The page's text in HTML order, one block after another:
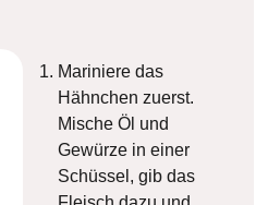
Mariniere das
Hähnchen zuerst.
Mische Öl und
Gewürze in einer
Schüssel, gib das